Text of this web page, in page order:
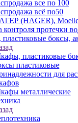
все по 100
всё по50
(HAGER),
контроля протечки
боксы,
пластиковые
пластиковые
для
металлические